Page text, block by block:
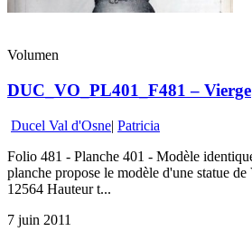
Volumen
DUC_VO_PL401_F481 – Vierge
Ducel Val d'Osne| Patricia
Folio 481 - Planche 401 - Modèle
planche propose le modèle d'une statue
12564 Hauteur t...
7 juin 2011